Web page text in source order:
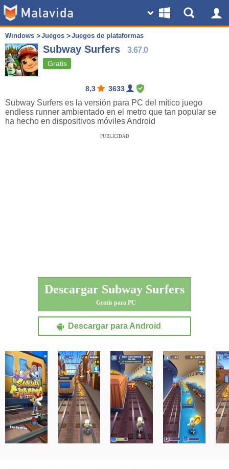
Windows Juegos Juegos de plataformas
Subway Surfers 3.67.0
Gratis
8,3 3633
Subway Surfers es la versión para PC del mítico juego
endless runner ambientado en el metro que tan popular se
ha hecho en dispositivos móviles Android
PUBLICIDAD
Descargar Subway Surfers
Gratis para PC
Descargar para Android